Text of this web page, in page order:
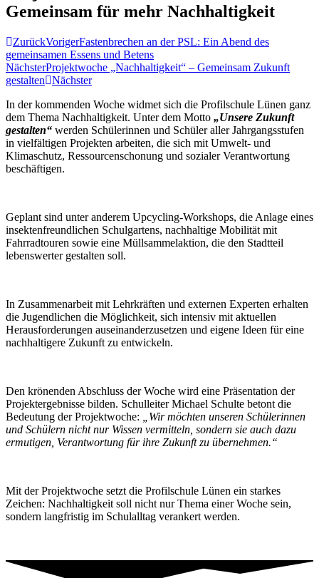
Gemeinsam für mehr Nachhaltigkeit
ZurückVorigerFastenbrechen an der PSL: Ein Abend des
gemeinsamen Essens und Betens
NächsterProjektwoche „Nachhaltigkeit“ – Gemeinsam Zukunft
gestalten​
Nächster
In der kommenden Woche widmet sich die Profilschule Lünen ganz
dem Thema Nachhaltigkeit. Unter dem Motto „Unsere Zukunft
gestalten“ werden Schülerinnen und Schüler aller Jahrgangsstufen
in vielfältigen Projekten arbeiten, die sich mit Umwelt- und
Klimaschutz, Ressourcenschonung und sozialer Verantwortung
beschäftigen.
Geplant sind unter anderem Upcycling-Workshops, die Anlage eines
insektenfreundlichen Schulgartens, nachhaltige Mobilität mit
Fahrradtouren sowie eine Müllsammelaktion, die den Stadtteil
lebenswerter gestalten soll.
In Zusammenarbeit mit Lehrkräften und externen Experten erhalten
die Jugendlichen die Möglichkeit, sich intensiv mit aktuellen
Herausforderungen auseinanderzusetzen und eigene Ideen für eine
nachhaltigere Zukunft zu entwickeln.
Den krönenden Abschluss der Woche wird eine Präsentation der
Projektergebnisse bilden. Schulleiter Michael Schulte betont die
Bedeutung der Projektwoche:
„Wir möchten unseren Schülerinnen
und Schülern nicht nur Wissen vermitteln, sondern sie auch dazu
ermutigen, Verantwortung für ihre Zukunft zu übernehmen.“
Mit der Projektwoche setzt die Profilschule Lünen ein starkes
Zeichen: Nachhaltigkeit soll nicht nur Thema einer Woche sein,
sondern langfristig im Schulalltag verankert werden.